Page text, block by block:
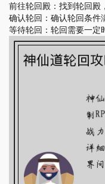
前往轮回殿：找到轮回殿
确认轮回：确认轮回条件
等待轮回：轮回需要一定